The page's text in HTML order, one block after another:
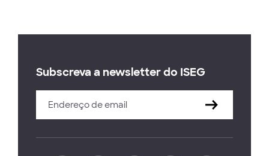
Subscreva a newsletter do ISEG